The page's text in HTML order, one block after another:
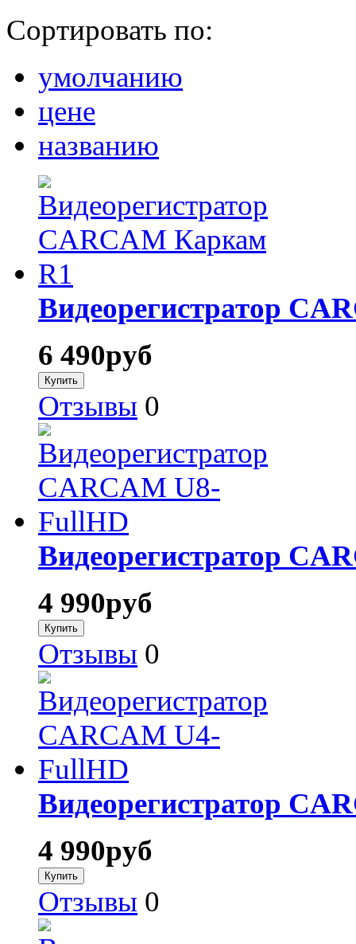
Сортировать по:
умолчанию
цене
названию
Видеорегистратор
6 490руб
Отзывы 0
Видеорегистратор
4 990руб
Отзывы 0
Видеорегистратор
4 990руб
Отзывы 0